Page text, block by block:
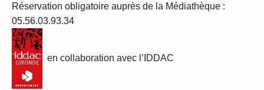
Réservation obligatoire auprès de la Médiathèque :
05.56.03.93.34
en collaboration avec l’IDDAC